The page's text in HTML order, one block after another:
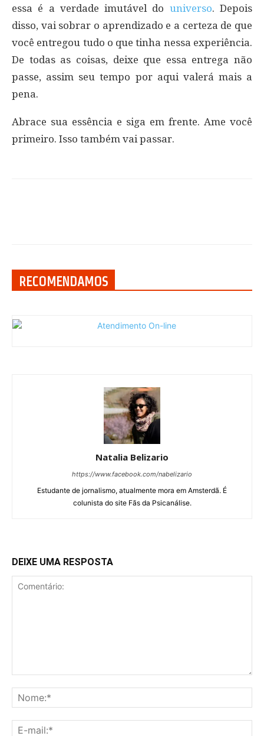
essa é a verdade imutável do universo. Depois
disso, vai sobrar o aprendizado e a certeza de que
você entregou tudo o que tinha nessa experiência.
De todas as coisas, deixe que essa entrega não
passe, assim seu tempo por aqui valerá mais a
pena.
Abrace sua essência e siga em frente. Ame você
primeiro. Isso também vai passar.
RECOMENDAMOS
Natalia Belizario
https://www.facebook.com/nabelizario
Estudante de jornalismo, atualmente mora em Amsterdã. É
colunista do site Fãs da Psicanálise.
DEIXE UMA RESPOSTA